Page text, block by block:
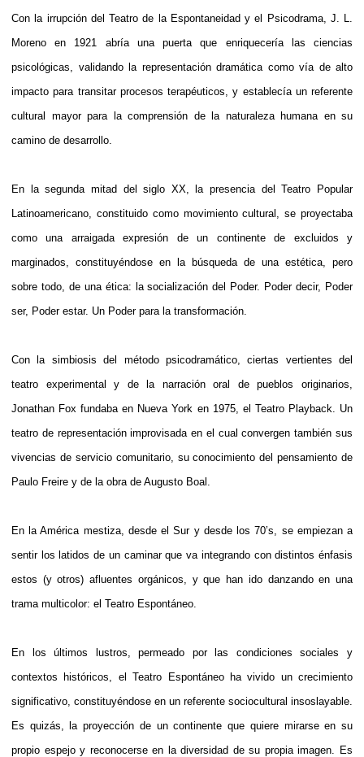
Con la irrupción del Teatro de la Espontaneidad y el Psicodrama, J. L.
Moreno en 1921 abría una puerta que enriquecería las ciencias
psicológicas, validando la representación dramática como vía de alto
impacto para transitar procesos terapéuticos, y establecía un referente
cultural mayor para la comprensión de la naturaleza humana en su
camino de desarrollo.
En la segunda mitad del siglo XX, la presencia del Teatro Popular
Latinoamericano, constituido como movimiento cultural, se proyectaba
como una arraigada expresión de un continente de excluidos y
marginados, constituyéndose en la búsqueda de una estética, pero
sobre todo, de una ética: la socialización del Poder. Poder decir, Poder
ser, Poder estar. Un Poder para la transformación.
Con la simbiosis del método psicodramático, ciertas vertientes del
teatro experimental y de la narración oral de pueblos originarios,
Jonathan Fox fundaba en Nueva York en 1975, el Teatro Playback. Un
teatro de representación improvisada en el cual convergen también sus
vivencias de servicio comunitario, su conocimiento del pensamiento de
Paulo Freire y de la obra de Augusto Boal.
En la América mestiza, desde el Sur y desde los 70’s, se empiezan a
sentir los latidos de un caminar que va integrando con distintos énfasis
estos (y otros) afluentes orgánicos, y que han ido danzando en una
trama multicolor: el Teatro Espontáneo.
En los últimos lustros, permeado por las condiciones sociales y
contextos históricos, el Teatro Espontáneo ha vivido un crecimiento
significativo, constituyéndose en un referente sociocultural insoslayable.
Es quizás, la proyección de un continente que quiere mirarse en su
propio espejo y reconocerse en la diversidad de su propia imagen. Es